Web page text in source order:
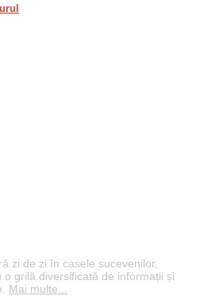
zi de zi în casele sucevenilor,
grilă diversificată de informații și
Mai multe...